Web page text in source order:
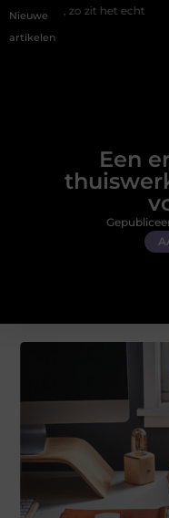
Nieuwe
artikelen
echt Een
Een